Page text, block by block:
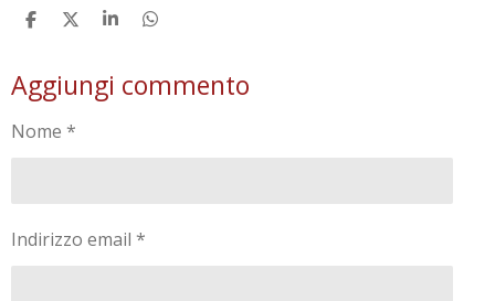
C
d
i
i
C
d
i
i
C
d
i
C
d
i
Aggiungi commento
Nome *
Indirizzo email *